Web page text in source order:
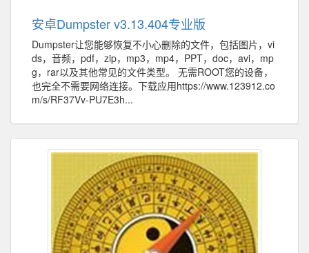
安卓Dumpster v3.13.404专业版
Dumpster让您能够恢复不小心删除的文件，包括图片，vi
ds，音频，pdf，zip，mp3，mp4，PPT，doc，avi，mp
g，rar以及其他常见的文件类型。 无需ROOT您的设备，
也完全不需要网络连接。下载应用https://www.123912.co
m/s/RF37Vv-PU7E3h...